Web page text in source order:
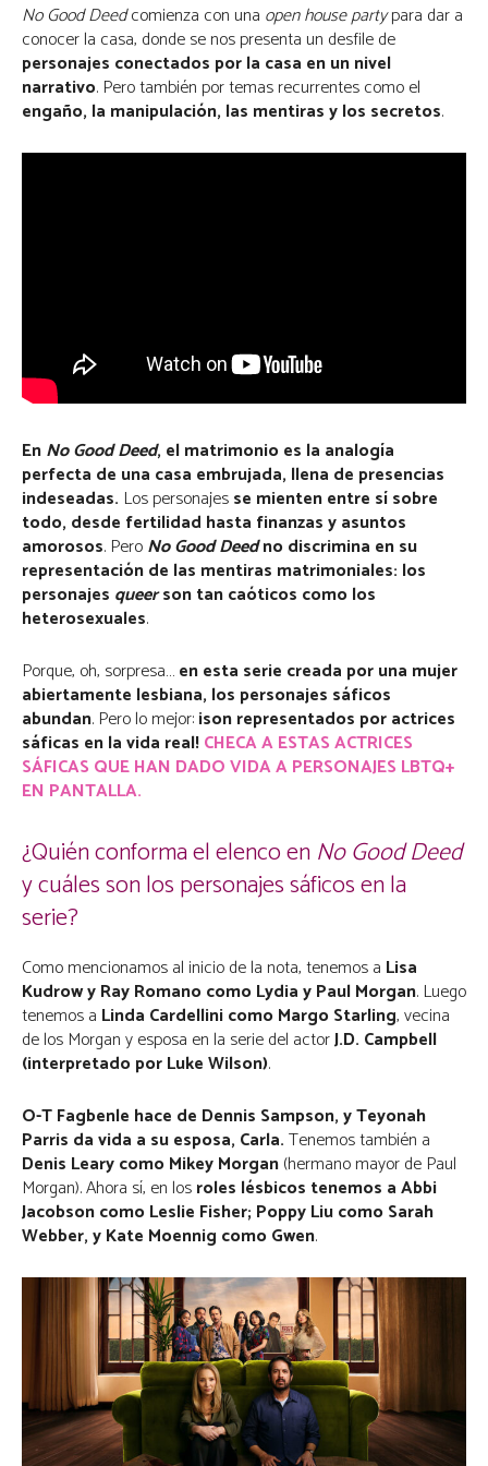
No Good Deedcomienza con una open house partypara dar a
conocer la casa, donde se nos presenta un desfile de
personajes conectados por la casa en un nivel
narrativo. Pero también por temas recurrentes como el
engaño, la manipulación, las mentiras y los secretos.
EnNo Good Deed, el matrimonio es la analogía
perfecta de una casa embrujada, llena de presencias
indeseadas. Los personajesse mienten entre sí sobre
todo, desde fertilidad hasta finanzas y asuntos
amorosos. PeroNo Good Deedno discrimina en su
representación de las mentiras matrimoniales: los
personajes queerson tan caóticos como los
heterosexuales.
Porque, oh, sorpresa…en esta serie creada por una mujer
abiertamente lesbiana, los personajes sáficos
abundan. Pero lo mejor:¡son representados por actrices
sáficas en la vida real!CHECA A ESTAS ACTRICES
SÁFICAS QUE HAN DADO VIDA A PERSONAJES LBTQ+
EN PANTALLA.
¿Quién conforma el elenco en No Good Deed
y cuáles son los personajes sáficos en la
serie?
Como mencionamos al inicio de la nota, tenemos a Lisa
Kudrow y Ray Romano como Lydia y Paul Morgan. Luego
tenemos a Linda Cardellini como Margo Starling, vecina
de los Morgan y esposa en la serie del actorJ.D. Campbell
(interpretado por Luke Wilson).
O-T Fagbenle hace de Dennis Sampson, y Teyonah
Parris da vida a su esposa, Carla.Tenemos también a
Denis Leary como Mikey Morgan(hermano mayor de Paul
Morgan). Ahora sí, en losroles lésbicos tenemos a Abbi
Jacobson como Leslie Fisher; Poppy Liu como Sarah
Webber, y Kate Moennig como Gwen.